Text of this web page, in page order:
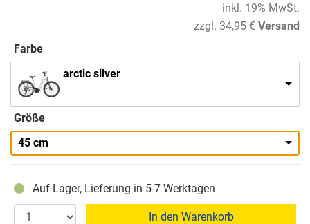
inkl. 19% MwSt.
zzgl. 34,95 € Versand
Farbe
arctic silver
Größe
45 cm
Auf Lager, Lieferung in 5-7 Werktagen
In den Warenkorb